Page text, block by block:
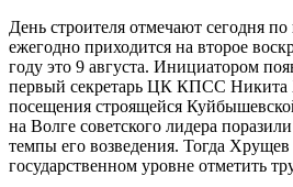
День строителя отмечают сегодня
ежегодно приходится на второе
году это 9 августа. Инициатором
первый секретарь ЦК КПСС Никита
посещения строящейся
на Волге советского лидера
темпы его возведения. Тогда
государственном уровне отметить